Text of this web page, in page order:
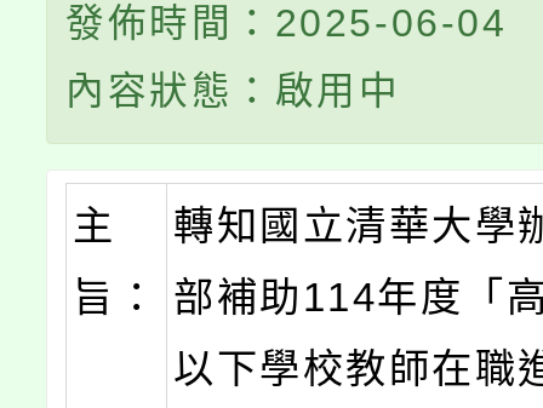
發佈時間：2025-06-04
內容狀態：啟用中
主
旨：
轉知國立清華大學
部補助114年度「
以下學校教師在職